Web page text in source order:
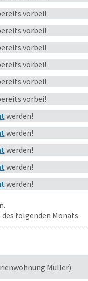
vorbei!
vorbei!
vorbei!
vorbei!
vorbei!
vorbei!
werden!
werden!
werden!
werden!
werden!
folgenden Monats
Müller)